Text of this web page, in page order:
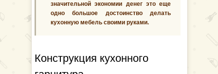
значительной экономии денег это еще
одно большое достоинство делать
кухонную мебель своими руками.
Конструкция кухонного